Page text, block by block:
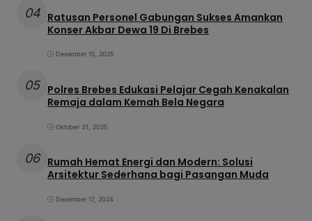
04 Ratusan Personel Gabungan Sukses Amankan
Konser Akbar Dewa 19 Di Brebes
Desember 15, 2025
05 Polres Brebes Edukasi Pelajar Cegah Kenakalan
Remaja dalam Kemah Bela Negara
Oktober 31, 2025
06 Rumah Hemat Energi dan Modern: Solusi
Arsitektur Sederhana bagi Pasangan Muda
Desember 17, 2024